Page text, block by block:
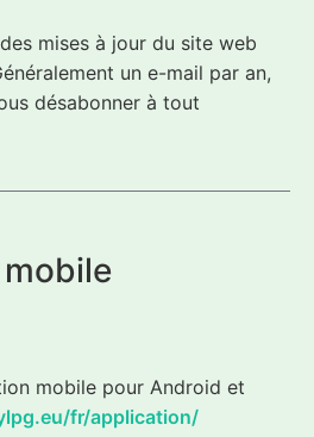
mises à jour du site web
un e-mail par an,
désabonner à tout
mobile pour Android et
fr/application/